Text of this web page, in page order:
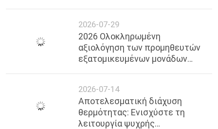
2026-07-29
2026 Ολοκληρωμένη
αξιολόγηση των προμηθευτών
εξατομικευμένων μονάδων
2026-07-14
Αποτελεσματική διάχυση
θερμότητας: Ενισχύστε τη
λειτουργία ψυχρής